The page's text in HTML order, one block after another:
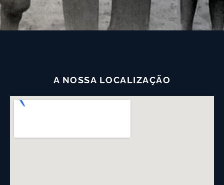
A NOSSA LOCALIZAÇÃO